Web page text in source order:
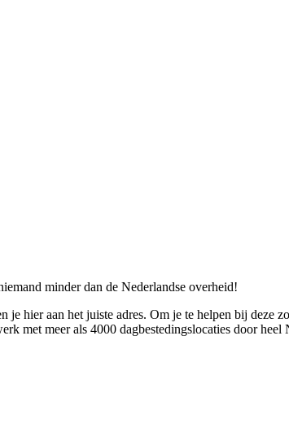
minder dan de Nederlandse overheid!
hier aan het juiste adres. Om je te helpen bij deze
met meer als 4000 dagbestedingslocaties door heel